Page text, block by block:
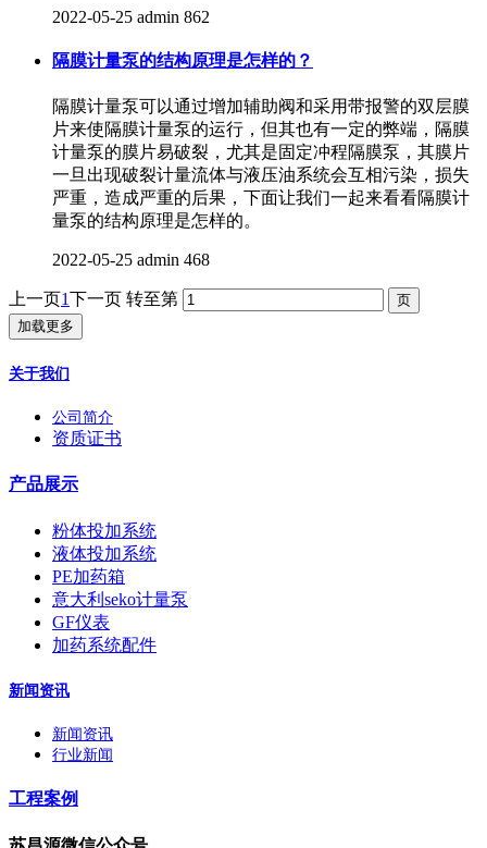
2022-05-25 admin 862
隔膜计量泵的结构原理是怎样的？
隔膜计量泵可以通过增加辅助阀和采用带报警的双层膜
片来使隔膜计量泵的运行，但其也有一定的弊端，隔膜
计量泵的膜片易破裂，尤其是固定冲程隔膜泵，其膜片
一旦出现破裂计量流体与液压油系统会互相污染，损失
严重，造成严重的后果，下面让我们一起来看看隔膜计
量泵的结构原理是怎样的。
2022-05-25 admin 468
上一页 1 下一页 转至第
加载更多
关于我们
公司简介
资质证书
产品展示
粉体投加系统
液体投加系统
PE加药箱
意大利seko计量泵
GF仪表
加药系统配件
新闻资讯
新闻资讯
行业新闻
工程案例